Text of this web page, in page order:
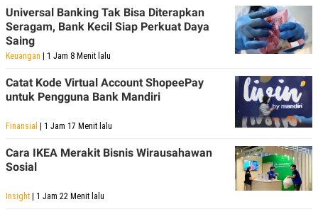
Universal Banking Tak Bisa Diterapkan
Seragam, Bank Kecil Siap Perkuat Daya
Saing
Keuangan | 1 Jam 8 Menit lalu
Catat Kode Virtual Account ShopeePay
untuk Pengguna Bank Mandiri
Finansial | 1 Jam 17 Menit lalu
Cara IKEA Merakit Bisnis Wirausahawan
Sosial
Insight | 1 Jam 22 Menit lalu